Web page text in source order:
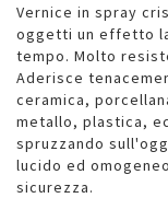
Vernice in spray
oggetti un effetto
tempo. Molto
Aderisce
ceramica,
metallo, plastica,
spruzzando
lucido ed
sicurezza.